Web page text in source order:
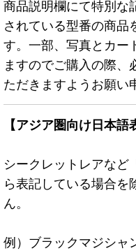
商品説明欄にて特別な
されている型番の商品
す。一部、写真とカー
ますのでご購入の際、
ただきますようお願い
【アジア圏向け日本語
シークレットレアなど
ら表記している場合を
ん。
例）ブラックマジシャ